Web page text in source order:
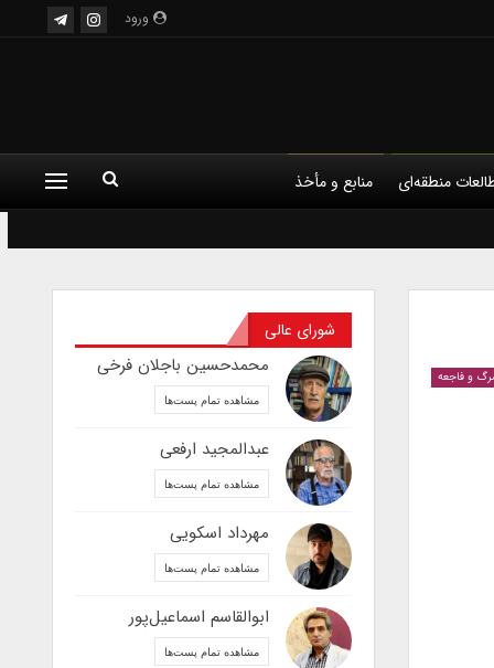
ورود
منطقه‌ای منابع و مأخذ
و فاجعه
شورای عالی
محمدحسین باجلان فرخی
مشاهده تمام پست‌ها
عبدالمجید ارفعی
مشاهده تمام پست‌ها
مهرداد اسکویی
مشاهده تمام پست‌ها
ابوالقاسم اسماعیل‌پور
مشاهده تمام پست‌ها